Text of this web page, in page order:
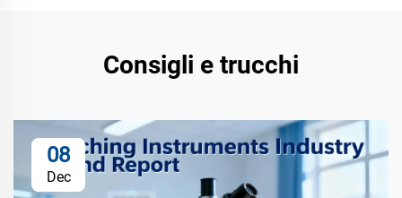
Consigli e trucchi
08
Dec